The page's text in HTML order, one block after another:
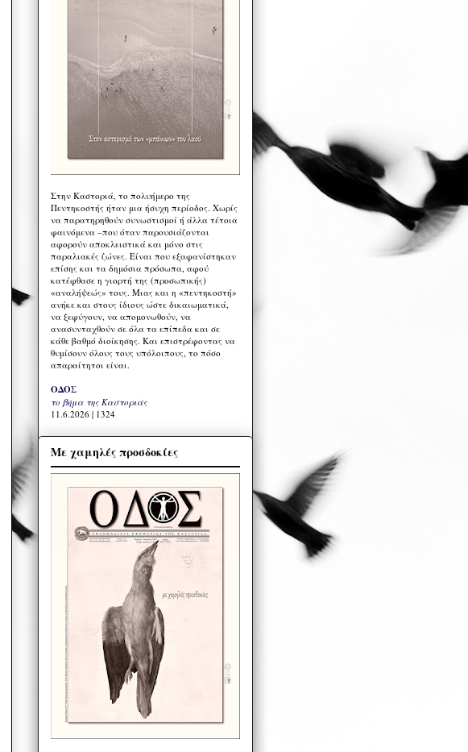
Στην Καστοριά, το πολυήμερο της
Πεντηκοστής ήταν μια ήσυχη περίοδος. Χωρίς
να παρατηρηθούν συνωστισμοί ή άλλα τέτοια
φαινόμενα –που όταν παρουσιάζονται
αφορούν αποκλειστικά και μόνο στις
παραλιακές ζώνες. Είναι που εξαφανίστηκαν
επίσης και τα δημόσια πρόσωπα, αφού
κατέφθασε η γιορτή της (προσωπικής)
«αναλήψεώς» τους. Μιας και η «πεντηκοστή»
ανήκε και στους ίδιους ώστε δικαιωματικά,
να ξεφύγουν, να απομονωθούν, να
ανασυνταχθούν σε όλα τα επίπεδα και σε
κάθε βαθμό διοίκησης. Και επιστρέφοντας να
θυμίσουν όλους τους υπόλοιπους, το πόσο
απαραίτητοι είναι.
ΟΔΟΣ
το βήμα της Καστοριάς
11.6.2026 | 1324
Με χαμηλές προσδοκίες